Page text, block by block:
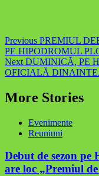
Post
navigation
Previous PREMIUL
PE HIPODROMUL
Next DUMINICĂ, PE
OFICIALĂ
More Stories
Evenimente
Reuniuni
Debut de sezon
are loc „Premiul